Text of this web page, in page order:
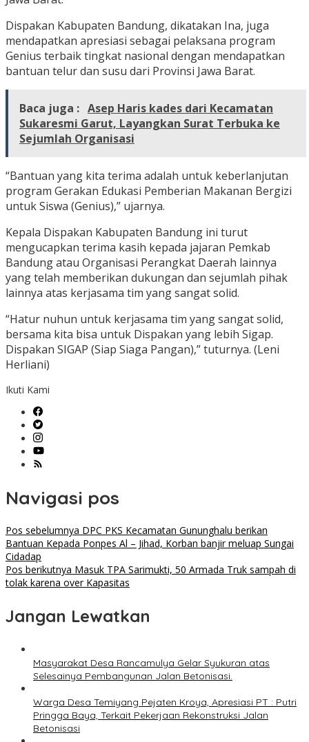
Dispakan Kabupaten Bandung, dikatakan Ina, juga
mendapatkan apresiasi sebagai pelaksana program
Genius terbaik tingkat nasional dengan mendapatkan
bantuan telur dan susu dari Provinsi Jawa Barat.
Baca juga : Asep Haris kades dari Kecamatan
Sukaresmi Garut, Layangkan Surat Terbuka ke
Sejumlah Organisasi
“Bantuan yang kita terima adalah untuk keberlanjutan
program Gerakan Edukasi Pemberian Makanan Bergizi
untuk Siswa (Genius),” ujarnya.
Kepala Dispakan Kabupaten Bandung ini turut
mengucapkan terima kasih kepada jajaran Pemkab
Bandung atau Organisasi Perangkat Daerah lainnya
yang telah memberikan dukungan dan sejumlah pihak
lainnya atas kerjasama tim yang sangat solid.
“Hatur nuhun untuk kerjasama tim yang sangat solid,
bersama kita bisa untuk Dispakan yang lebih Sigap.
Dispakan SIGAP (Siap Siaga Pangan),” tuturnya. (Leni
Herliani)
Ikuti Kami
Navigasi pos
Pos sebelumnya DPC PKS Kecamatan Gununghalu berikan
Bantuan Kepada Ponpes Al – Jihad, Korban banjir meluap Sungai
Cidadap
Pos berikutnya Masuk TPA Sarimukti, 50 Armada Truk sampah di
tolak karena over Kapasitas
Jangan Lewatkan
Masyarakat Desa Rancamulya Gelar Syukuran atas
Selesainya Pembangunan Jalan Betonisasi.
Warga Desa Temiyang Pejaten Kroya, Apresiasi PT : Putri
Pringga Baya, Terkait Pekerjaan Rekonstruksi Jalan
Betonisasi